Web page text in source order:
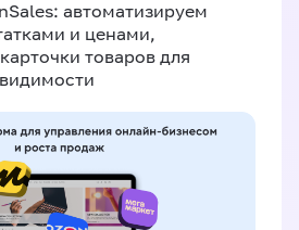
автоматизируем
и ценами,
товаров для